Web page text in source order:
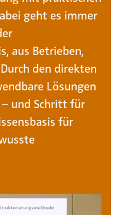
geht es immer
aus Betrieben,
den direkten
Lösungen
und Schritt für
für